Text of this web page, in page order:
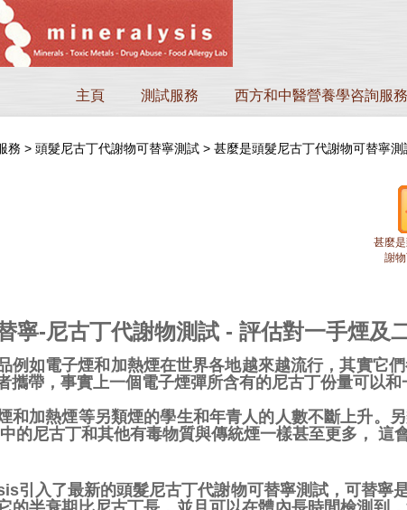
主頁 測試服務 西方和中醫營養學咨詢服務
務 > 頭髮尼古丁代謝物可替寧測試 > 甚麼是頭髮尼古丁代謝物可替寧測
甚麼
謝
寧-尼古丁代謝物測試 - 評估對一手煙及
例如電子煙和加熱煙在世界各地越來越流行，其實它
攜帶，事實上一個電子煙彈所含有的尼古丁份量可以和
和加熱煙等另類煙的學生和年青人的人數不斷上升。
的尼古丁和其他有毒物質與傳統煙一樣甚至更多， 這
引入了最新的頭髮尼古丁代謝物可替寧測試，可替寧